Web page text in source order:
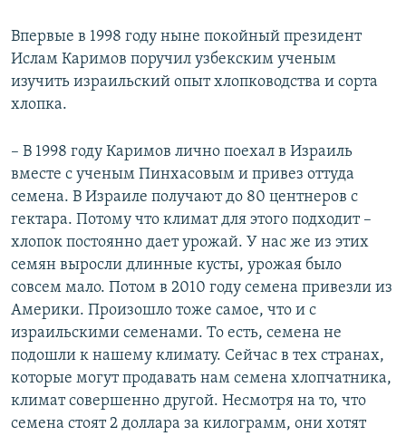
Впервые в 1998 году ныне покойный президент
Ислам Каримов поручил узбекским ученым
изучить израильский опыт хлопководства и сорта
хлопка.
– В 1998 году Каримов лично поехал в Израиль
вместе с ученым Пинхасовым и привез оттуда
семена. В Израиле получают до 80 центнеров с
гектара. Потому что климат для этого подходит –
хлопок постоянно дает урожай. У нас же из этих
семян выросли длинные кусты, урожая было
совсем мало. Потом в 2010 году семена привезли из
Америки. Произошло тоже самое, что и с
израильскими семенами. То есть, семена не
подошли к нашему климату. Сейчас в тех странах,
которые могут продавать нам семена хлопчатника,
климат совершенно другой. Несмотря на то, что
семена стоят 2 доллара за килограмм, они хотят